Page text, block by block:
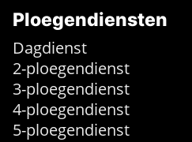
Ploegendiensten
Dagdienst
2-ploegendienst
3-ploegendienst
4-ploegendienst
5-ploegendienst